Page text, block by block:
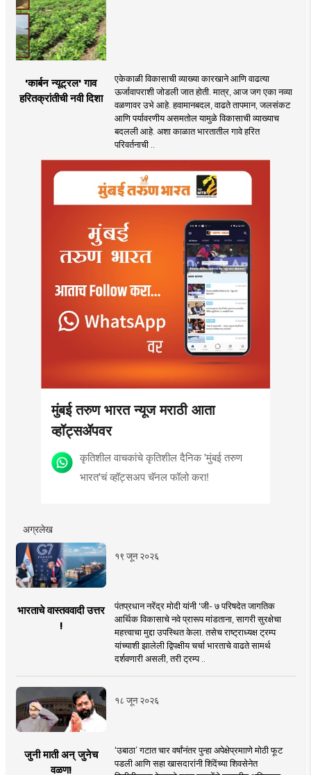
'कार्बन न्यूट्रल' गाव
हरितक्रांतीची नवी दिशा
एकेकाळी विकासाची व्याख्या कारखाने आणि वाढत्या
ऊर्जावापराशी जोडली जात होती. मात्र, आज जग एका नव्या
वळणावर उभे आहे. हवामानबदल, वाढते तापमान, जलसंकट
आणि पर्यावरणीय असमतोल यामुळे विकासाची व्याख्याच
बदलली आहे. अशा काळात भारतातील गावे हरित
परिवर्तनाची ..
मुंबई तरुण भारत न्यूज मराठी आता
व्हॉट्सॲपवर
कृतिशील वाचकांचे कृतिशील दैनिक 'मुंबई तरुण
भारत'चं व्हॉट्सअप चॅनल फॉलो करा!
अग्रलेख
१९ जून २०२६
भारताचे वास्तववादी उत्तर
!
पंतप्रधान नरेंद्र मोदी यांनी 'जी- ७ परिषदेत जागतिक
आर्थिक विकासाचे नवे प्रारूप मांडताना, सागरी सुरक्षेचा
महत्त्वाचा मुद्दा उपस्थित केला. तसेच राष्ट्राध्यक्ष ट्रम्प
यांच्याशी झालेली द्विपक्षीय चर्चा भारताचे वाढते सामर्थ
दर्शवणारी असली, तरी ट्रम्प ..
१८ जून २०२६
जुनी माती अन् जुनेच
वळण!
‘उबाठा’ गटात चार वर्षांनंतर पुन्हा अपेक्षेप्रमााणे मोठी फूट
पडली आणि सहा खासदारांनी शिंदेंच्या शिवसेनेत